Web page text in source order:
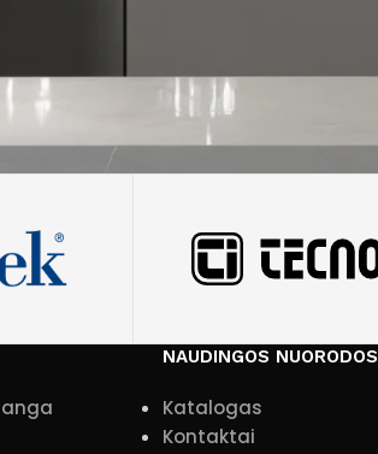
NAUDINGOS NUORODOS
Katalogas
Kontaktai